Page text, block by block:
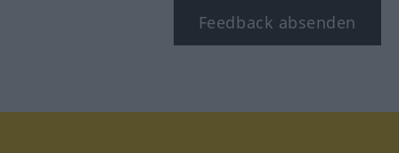
Feedback absenden